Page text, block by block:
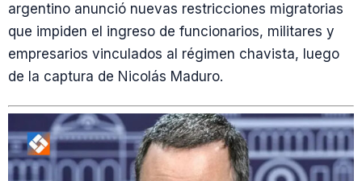
argentino anunció nuevas restricciones migratorias
que impiden el ingreso de funcionarios, militares y
empresarios vinculados al régimen chavista, luego
de la captura de Nicolás Maduro.